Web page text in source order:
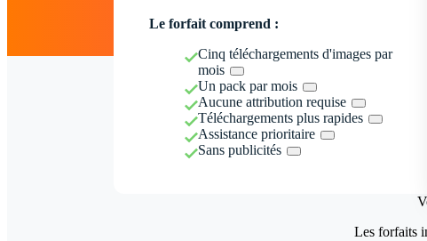
Le forfait comprend :
Cinq téléchargements d'images par
mois
Un pack par mois
Aucune attribution requise
Téléchargements plus rapides
Assistance prioritaire
Sans publicités
Les forfaits